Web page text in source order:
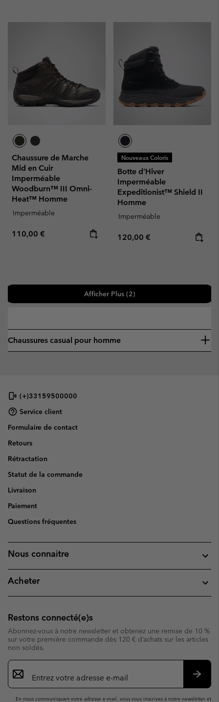
Chaussure de Marche
Mid en Cuir
Imperméable
Woodburn™ III Omni-
Heat™ Homme
Imperméable
Regular price:
110,00 €
Nouveaux Coloris
Botte d’Hiver
Imperméable
Expeditionist™ Shield II
Homme
Imperméable
Regular price:
120,00 €
Afficher Plus (2)
Chaussures casual pour homme
(+)33159500000
Service client
Formulaire de contact
Retours
Rétractation
Statut de la commande
Livraison
Paiement
Questions fréquentes
Nous connaitre
Acheter
Restons connecté(e)s
Abonnez-vous à notre newsletter et obtenez une remise de 10 %
sur votre première commande dès 120 € d’achats sur les articles
non soldés.
Inscription
par
e-
En nous communiquant votre adresse e-mail, vous vous inscrivez à notre newsletter et